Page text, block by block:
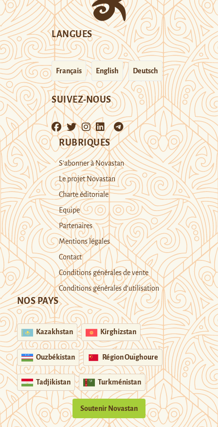
LANGUES
Français English Deutsch
SUIVEZ-NOUS
RUBRIQUES
S’abonner à Novastan
Le projet Novastan
Charte éditoriale
Equipe
Partenaires
Mentions légales
Contact
Conditions générales de vente
Conditions générales d’utilisation
NOS PAYS
Kazakhstan Kirghizstan
Ouzbékistan Région Ouïghoure
Tadjikistan Turkménistan
Soutenir Novastan